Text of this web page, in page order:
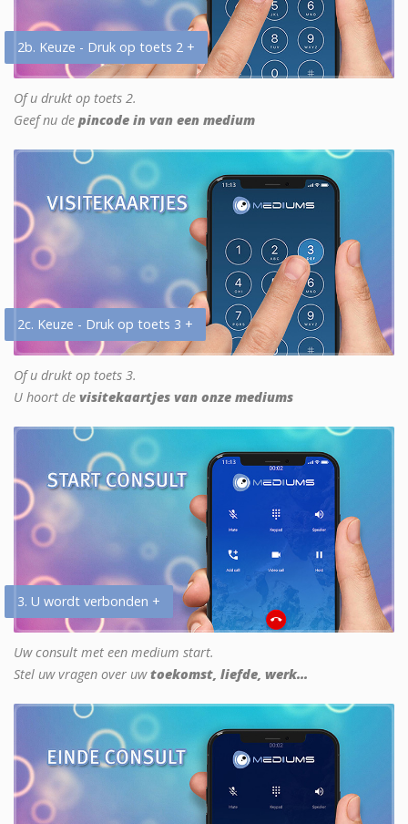
2b. Keuze - Druk op toets 2 +
Of u drukt op toets 2.
Geef nu de pincode in van een medium
2c. Keuze - Druk op toets 3 +
Of u drukt op toets 3.
U hoort de visitekaartjes van onze mediums
3. U wordt verbonden +
Uw consult met een medium start.
Stel uw vragen over uwtoekomst, liefde, werk...